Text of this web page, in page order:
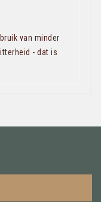
van minder
- dat is